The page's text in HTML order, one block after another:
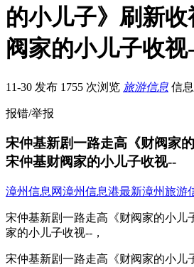
的小儿子》刷新
阀家的小儿子收视
11-30 发布 1755 次浏览 旅游信息 信
报错/举报
宋仲基新剧一路走高《财阀家
宋仲基财阀家的小儿子收视--
漳州信息网漳州信息港最新漳州旅游
宋仲基新剧一路走高《财阀家的小儿
家的小儿子收视--，
宋仲基新剧一路走高《财阀家的小儿